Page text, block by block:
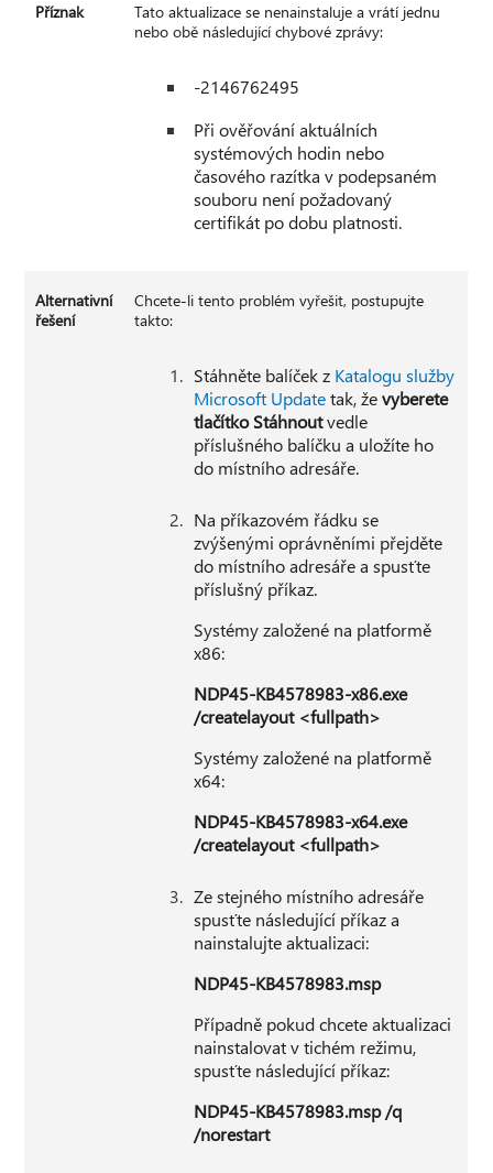
Příznak
Tato aktualizace se nenainstaluje a vrátí jednu
nebo obě následující chybové zprávy:
-2146762495
Při ověřování aktuálních
systémových hodin nebo
časového razítka v podepsaném
souboru není požadovaný
certifikát po dobu platnosti.
Alternativní
řešení
Chcete-li tento problém vyřešit, postupujte
takto:
Stáhněte balíček z Katalogu služby
Microsoft Updatetak, ževyberete
tlačítko Stáhnoutvedle
příslušného balíčku a uložíte ho
do místního adresáře.
Na příkazovém řádku se
zvýšenými oprávněními přejděte
do místního adresáře a spusťte
příslušný příkaz.
Systémy založené na platformě
x86:
NDP45-KB4578983-x86.exe
/createlayout <fullpath>
Systémy založené na platformě
x64:
NDP45-KB4578983-x64.exe
/createlayout <fullpath>
Ze stejného místního adresáře
spusťte následující příkaz a
nainstalujte aktualizaci:
NDP45-KB4578983.msp
Případně pokud chcete aktualizaci
nainstalovat v tichém režimu,
spusťte následující příkaz:
NDP45-KB4578983.msp /q
/norestart